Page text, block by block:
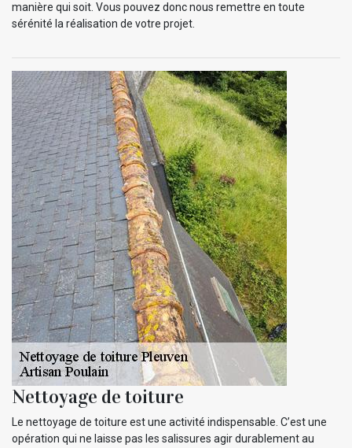
manière qui soit. Vous pouvez donc nous remettre en toute
sérénité la réalisation de votre projet.
Nettoyage de toiture
Le nettoyage de toiture est une activité indispensable. C’est une
opération qui ne laisse pas les salissures agir durablement au